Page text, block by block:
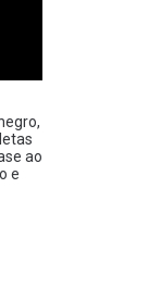
ao
e